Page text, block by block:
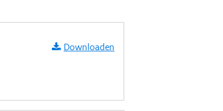
Downloaden